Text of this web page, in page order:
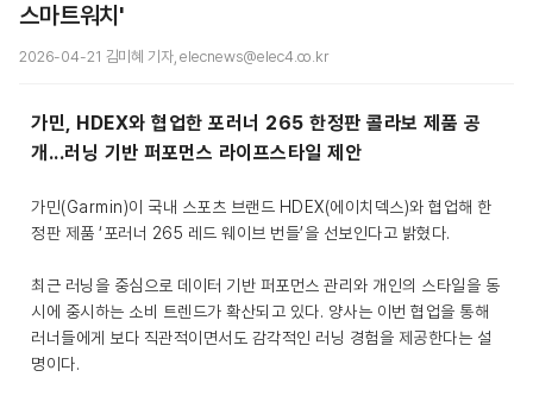
스마트워치'
2026-04-21 김미혜 기자, elecnews@elec4.co.kr
가민, HDEX와 협업한 포러너 265 한정판 콜라보 제품 공
개...러닝 기반 퍼포먼스 라이프스타일 제안
가민(Garmin)이 국내 스포츠 브랜드 HDEX(에이치덱스)와 협업해 한
정판 제품 ‘포러너 265 레드 웨이브 번들’을 선보인다고 밝혔다.
최근 러닝을 중심으로 데이터 기반 퍼포먼스 관리와 개인의 스타일을 동
시에 중시하는 소비 트렌드가 확산되고 있다. 양사는 이번 협업을 통해
러너들에게 보다 직관적이면서도 감각적인 러닝 경험을 제공한다는 설
명이다.